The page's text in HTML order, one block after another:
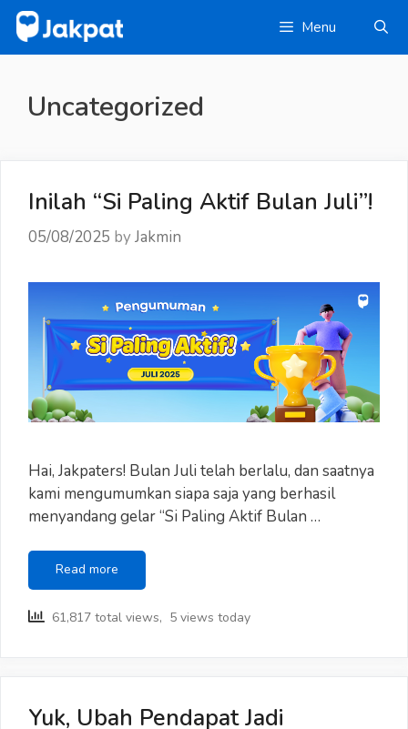
Skip
content
Menu
Uncategorized
Inilah “Si Paling Aktif Bulan Juli”!
05/08/2025 byJakmin
Hai, Jakpaters! Bulan Juli telah berlalu, dan saatnya
kami mengumumkan siapa saja yang berhasil
menyandang gelar “Si Paling Aktif Bulan …
Read more
“Si
Aktif
61,817 total views, 5 views today
Yuk, Ubah Pendapat Jadi